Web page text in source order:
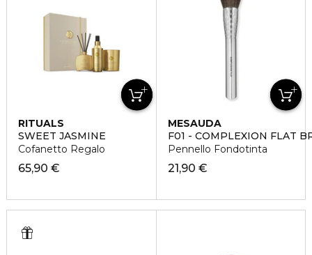
RITUALS
SWEET JASMINE
Cofanetto Regalo
65,90 €
MESAUDA
F01 - COMPLEXION FLAT
Pennello Fondotinta
21,90 €